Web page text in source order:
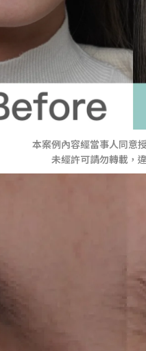
本案例內容經當事人同意
未經許可請勿轉載，